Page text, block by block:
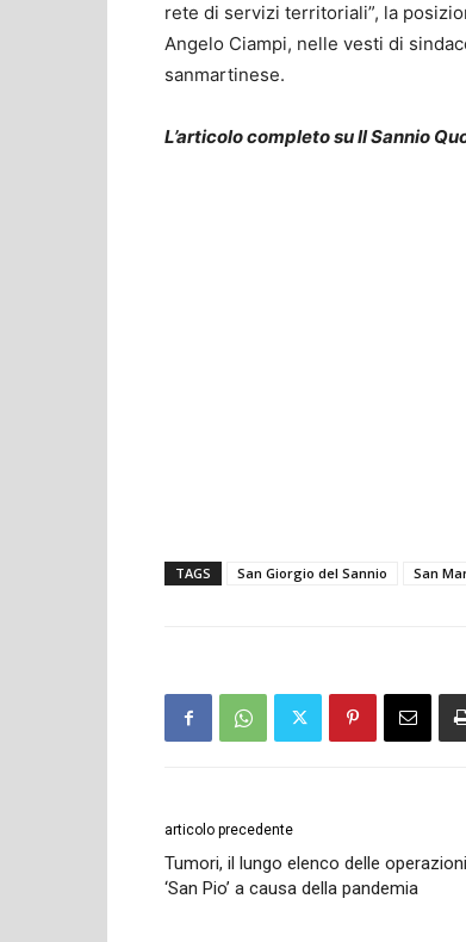
rete di servizi territoriali”, la
Angelo Ciampi, nelle vesti di
sanmartinese.
L’articolo completo su Il Sannio
TAGS San Giorgio del Sannio San
articolo precedente
Tumori, il lungo elenco delle
‘San Pio’ a causa della pandemia